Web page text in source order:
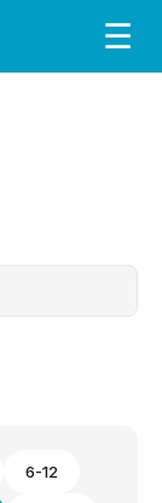
☰
6-12